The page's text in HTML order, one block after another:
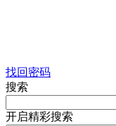
找回密码
搜索
开启精彩搜索